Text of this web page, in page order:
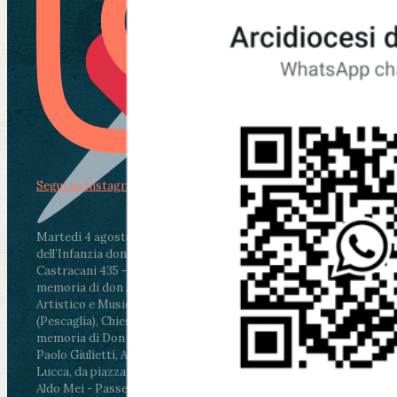
Martedì 4 agosto2026
ore 11:30 - Lucca, Scuola
dell’Infanzia don Aldo Mei - Viale Castruccio
Castracani 435 - Inaugurazione murales in
memoria di don Aldo Mei curato dal Liceo
Artistico e Musicale “Passaglia”
ore 18 - Fiano
(Pescaglia), Chiesa parrocchiale - Messa in
memoria di Don Aldo Mei celebrata da mons.
Paolo Giulietti, Arcivescovo di Lucca
ore 20.30 -
Lucca, da piazza San Michele al Cippo di don
Aldo Mei - Passeggiata della Memoria in alcuni
Segui su Instagram